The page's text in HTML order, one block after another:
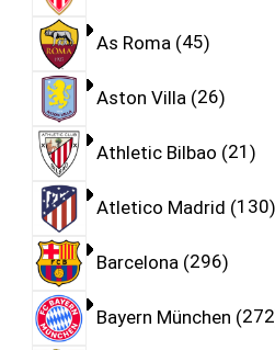
As Roma 45
Aston Villa 26
Athletic Bilbao 21
Atletico Madrid 130
Barcelona 296
Bayern München 272